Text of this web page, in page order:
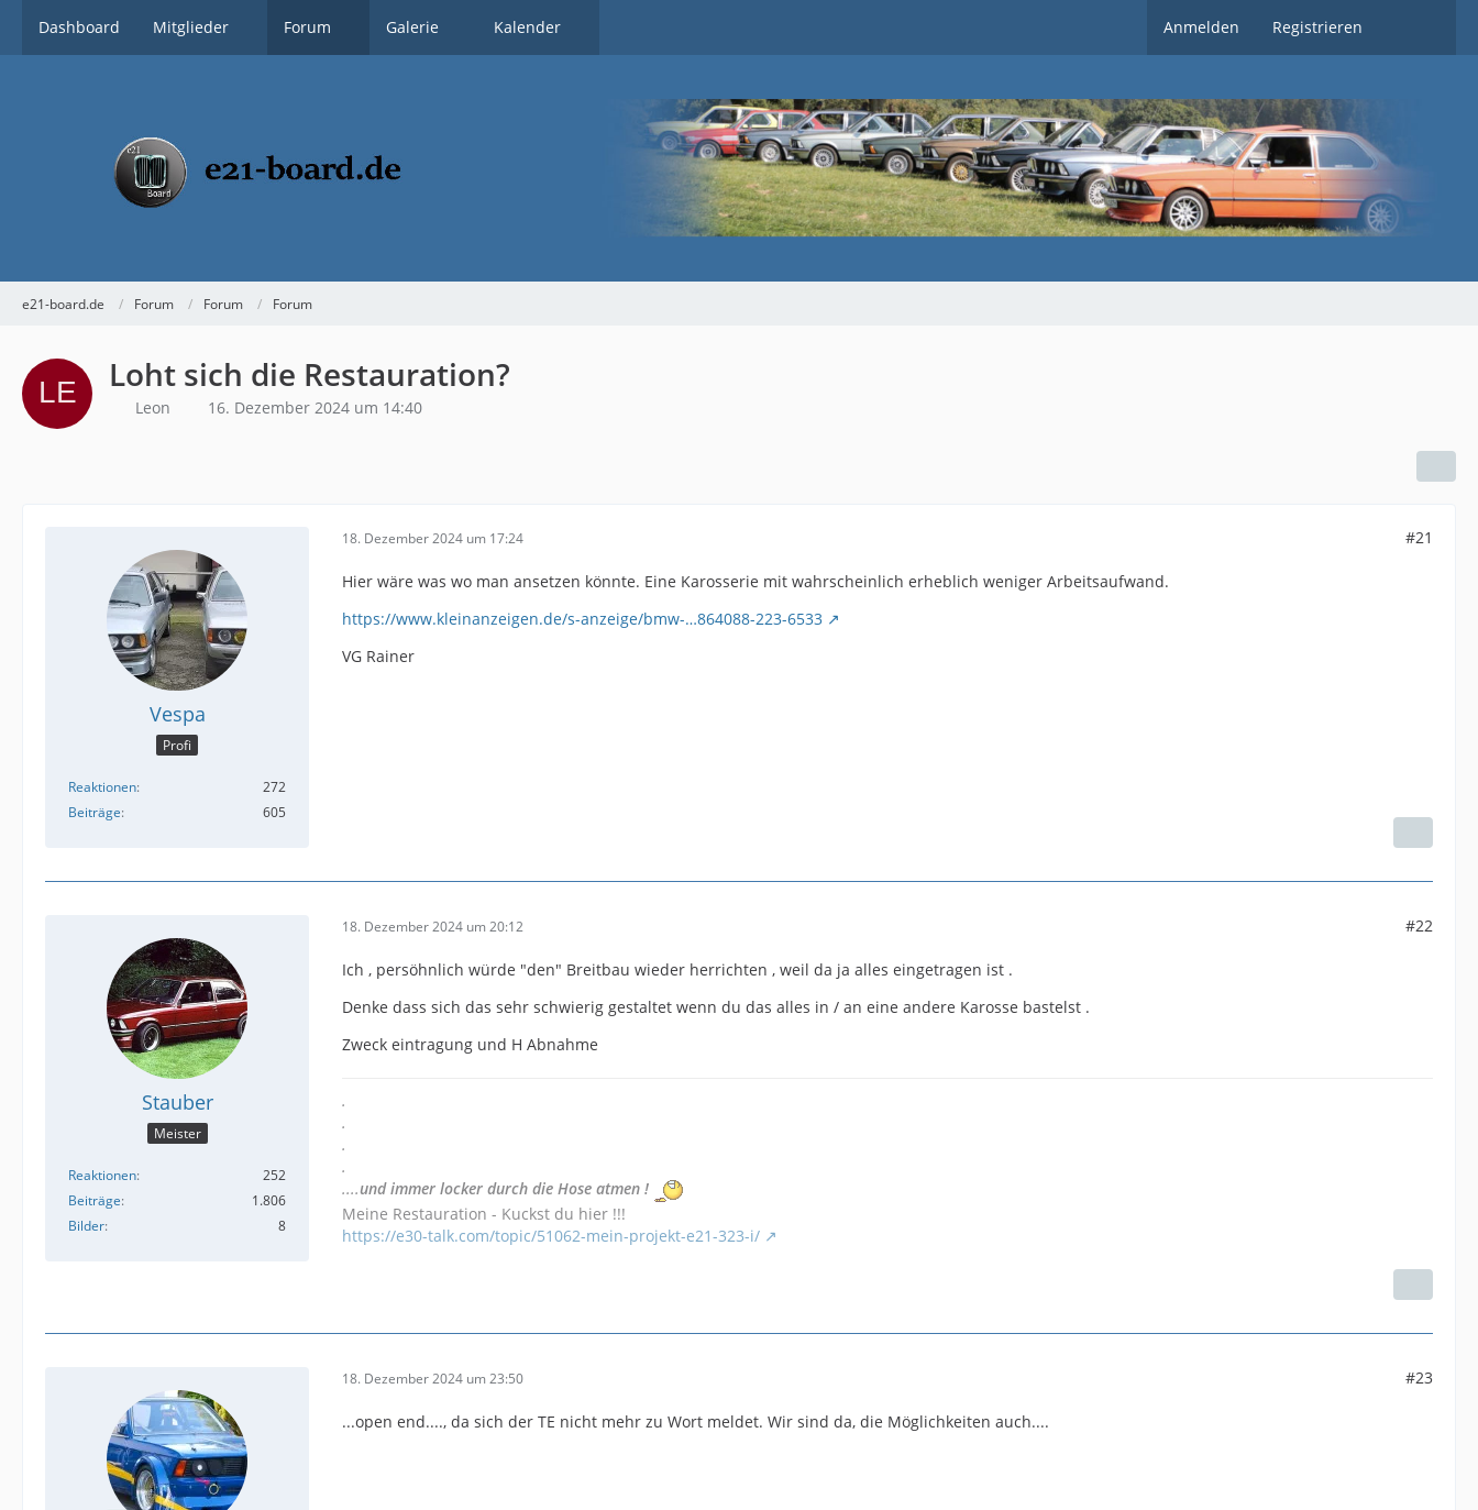
Dashboard Mitglieder Forum Galerie Kalender Anmelden Registrieren
e21-board.de Forum Forum Forum
Loht sich die Restauration?
Leon 16. Dezember 2024 um 14:40
Vespa
Profi
Reaktionen
272
Beiträge
605
18. Dezember 2024 um 17:24 #21
Hier wäre was wo man ansetzen könnte. Eine Karosserie mit wahrscheinlich erheblich weniger Arbeitsaufwand.
https://www.kleinanzeigen.de/s-anzeige/bmw-…864088-223-6533
VG Rainer
Stauber
Meister
Reaktionen
252
Beiträge
1.806
Bilder
8
18. Dezember 2024 um 20:12 #22
Ich , persöhnlich würde "den" Breitbau wieder herrichten , weil da ja alles eingetragen ist .
Denke dass sich das sehr schwierig gestaltet wenn du das alles in / an eine andere Karosse bastelst .
Zweck eintragung und H Abnahme
.
.
.
.
....und immer locker durch die Hose atmen !
Meine Restauration - Kuckst du hier !!!
https://e30-talk.com/topic/51062-mein-projekt-e21-323-i/
18. Dezember 2024 um 23:50 #23
...open end...., da sich der TE nicht mehr zu Wort meldet. Wir sind da, die Möglichkeiten auch....